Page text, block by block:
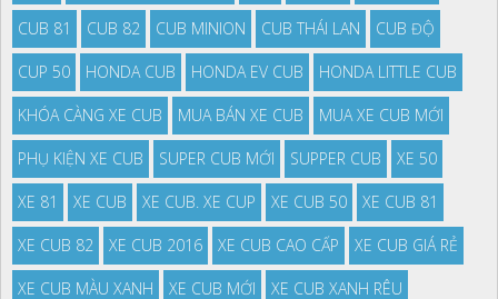
CUB 81 CUB 82 CUB MINION CUB THÁI LAN CUB ĐỘ
CUP 50 HONDA CUB HONDA EV CUB HONDA LITTLE CUB
KHÓA CÀNG XE CUB MUA BÁN XE CUB MUA XE CUB MỚI
PHỤ KIỆN XE CUB SUPER CUB MỚI SUPPER CUB XE 50
XE 81 XE CUB XE CUB. XE CUP XE CUB 50 XE CUB 81
XE CUB 82 XE CUB 2016 XE CUB CAO CẤP XE CUB GIÁ RẺ
XE CUB MÀU XANH XE CUB MỚI XE CUB XANH RÊU